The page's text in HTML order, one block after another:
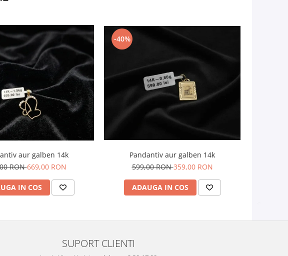
aur galben 14k
RON669,00 RON
IN COS
-40%
Pandantiv aur galben 14k
599,00 RON359,00 RON
ADAUGA IN COS
SUPORT CLIENTI